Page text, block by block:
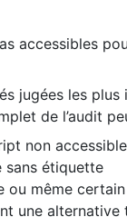
accessibles
jugées les
de l’audit
non
sans étiquette
même
une alternative